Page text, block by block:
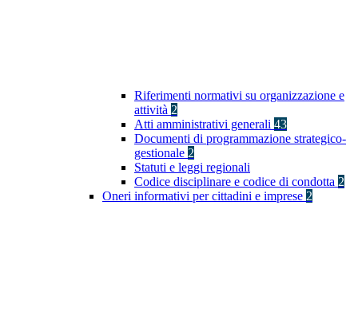
Riferimenti normativi su organizzazione e
attività 2
Atti amministrativi generali 43
Documenti di programmazione strategico-
gestionale 2
Statuti e leggi regionali
Codice disciplinare e codice di condotta 2
Oneri informativi per cittadini e imprese 2